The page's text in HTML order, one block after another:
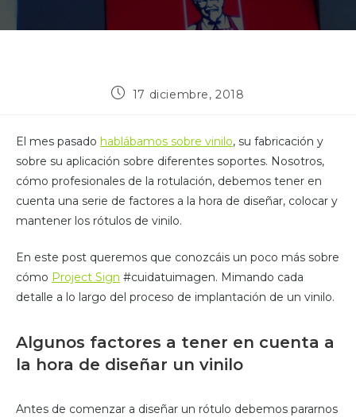
17 diciembre, 2018
El mes pasado hablábamos sobre vinilo, su fabricación y
sobre su aplicación sobre diferentes soportes. Nosotros,
cómo profesionales de la rotulación, debemos tener en
cuenta una serie de factores a la hora de diseñar, colocar y
mantener los rótulos de vinilo.
En este post queremos que conozcáis un poco más sobre
cómo Project Sign #cuidatuimagen. Mimando cada
detalle a lo largo del proceso de implantación de un vinilo.
Algunos factores a tener en cuenta a
la hora de diseñar un vinilo
Antes de comenzar a diseñar un rótulo debemos pararnos